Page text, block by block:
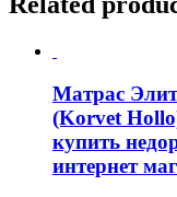
Матрас
(Korvet
купить
интернет